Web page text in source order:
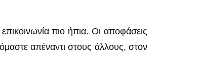
πιο ήπια. Οι αποφάσεις
απέναντι στους άλλους, στον